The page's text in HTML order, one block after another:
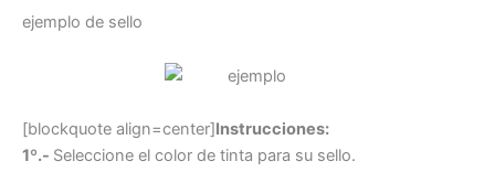
ejemplo de sello
[blockquote align=center]Instrucciones:
1º.- Seleccione el color de tinta para su sello.